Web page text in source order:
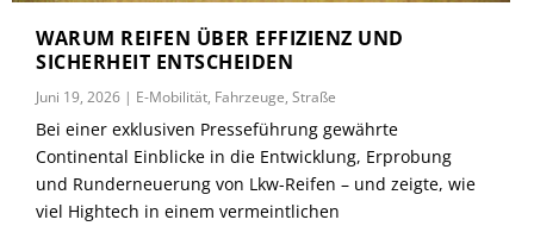
WARUM REIFEN ÜBER EFFIZIENZ UND
SICHERHEIT ENTSCHEIDEN
Juni 19, 2026 | E-Mobilität, Fahrzeuge,Straße
Bei einer exklusiven Presseführung gewährte
Continental Einblicke in die Entwicklung, Erprobung
und Runderneuerung von Lkw-Reifen – und zeigte, wie
viel Hightech in einem vermeintlichen